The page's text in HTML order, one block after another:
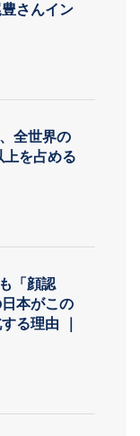
さんイン
全世界の
を占める
「顔認
本がこの
る理由 ｜